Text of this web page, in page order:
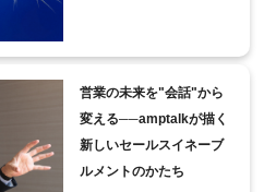
営業の未来を"会話"から
変える──amptalkが描く
新しいセールスイネーブ
ルメントのかたち